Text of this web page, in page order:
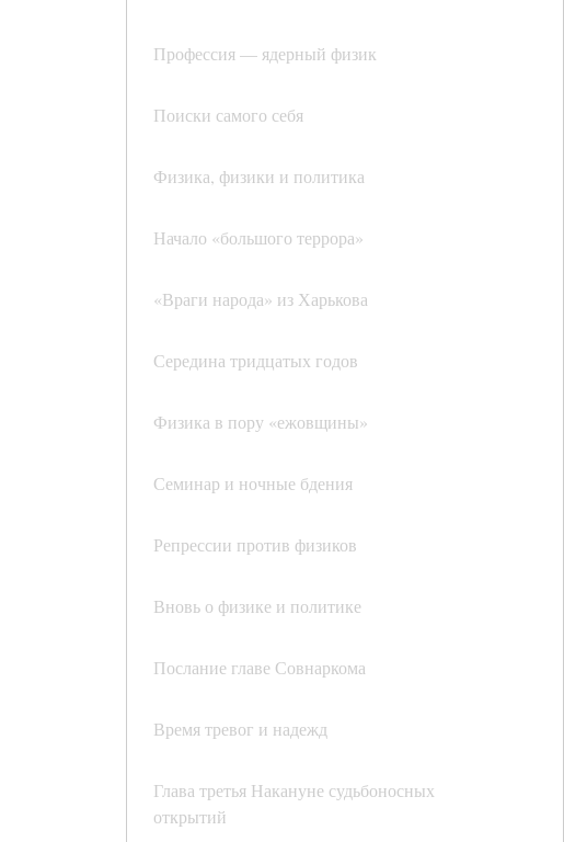
Профессия — ядерный физик
Поиски самого себя
Физика, физики и политика
Начало «большого террора»
«Враги народа» из Харькова
Середина тридцатых годов
Физика в пору «ежовщины»
Семинар и ночные бдения
Репрессии против физиков
Вновь о физике и политике
Послание главе Совнаркома
Время тревог и надежд
Глава третья Накануне судьбоносных
открытий